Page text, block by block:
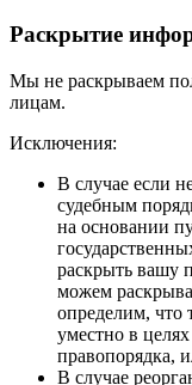
Раскрытие
Мы не раскрываем
лицам.
Исключения:
В случае если
судебным
на основании
раскрыть вашу
можем
определим, что
уместно в
правопорядка,
В случае